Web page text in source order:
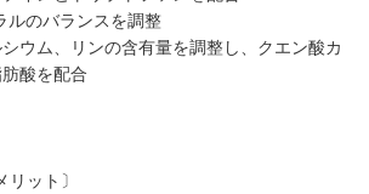
ルのバランスを調整
ウム、リンの含有量を調整し、クエン酸カ
酸を配合
リット〕